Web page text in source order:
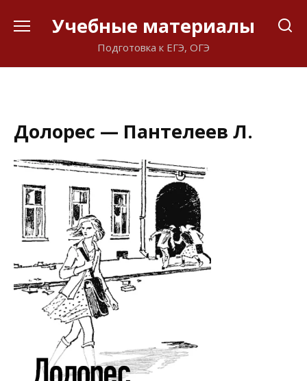
Учебные материалы
Подготовка к ЕГЭ, ОГЭ
Долорес — Пантелеев Л.